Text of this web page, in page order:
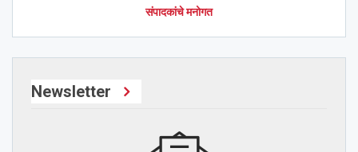
संपादकांचे मनोगत
Newsletter